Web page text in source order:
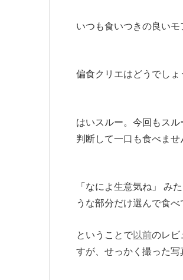
いつも食いつきの良いモ
偏食クリエはどうでし
はいスルー。今回もス
判断して一口も食べませ
「なによ生意気ね」 み
うな部分だけ選んで食べ
ということで以前のレビ
すが、せっかく撮った写